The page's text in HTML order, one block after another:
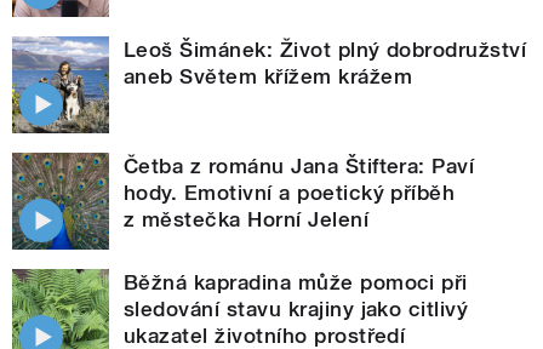
Leoš Šimánek: Život plný dobrodružství
aneb Světem křížem krážem
Četba z románu Jana Štiftera: Paví
hody. Emotivní a poetický příběh
z městečka Horní Jelení
Běžná kapradina může pomoci při
sledování stavu krajiny jako citlivý
ukazatel životního prostředí